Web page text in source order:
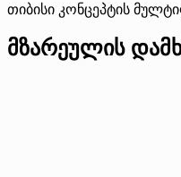
თიბისი კონცეპტის
მზარეულის